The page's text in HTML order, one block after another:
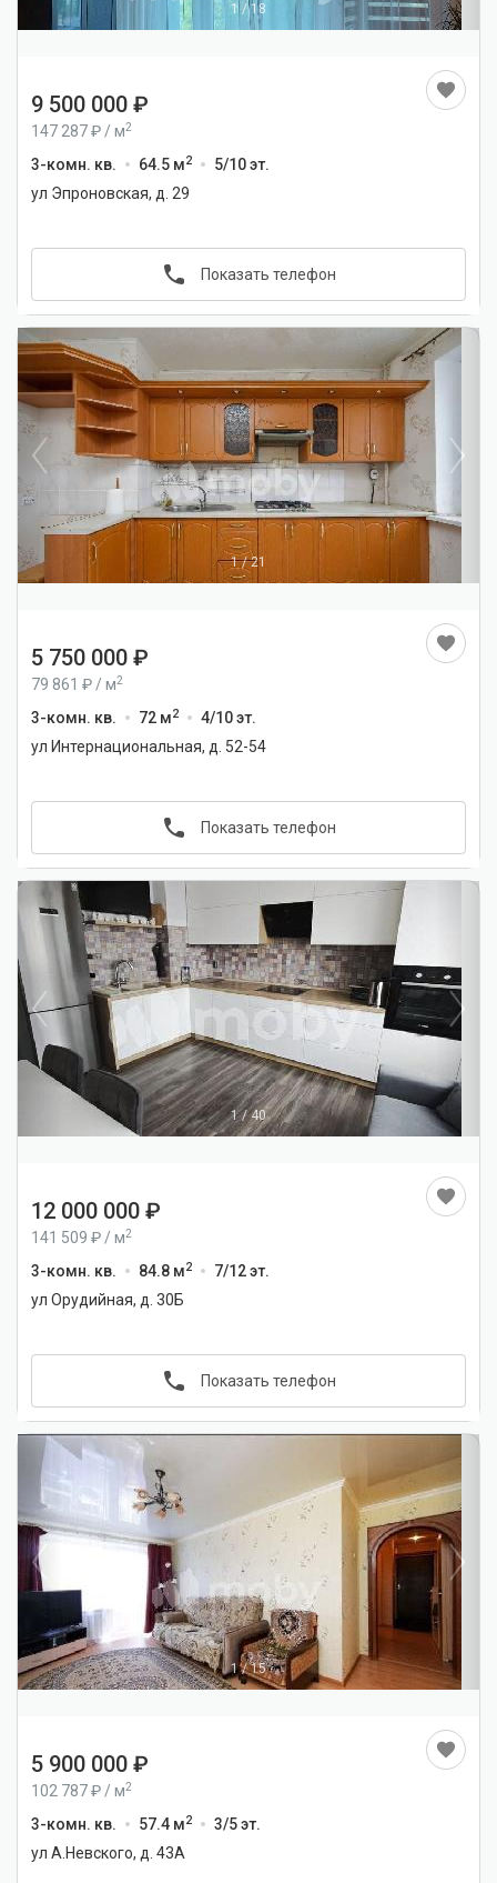
1 /18
9 500 000
147 287 / м2
3-комн. кв. 64.5 м2
5/10 эт.
ул Эпроновская, д. 29
Показать телефон
1/21
5 750 000
79 861 / м2
3-комн. кв. 72 м2
4/10 эт.
ул Интернациональная, д. 52-54
Показать телефон
1/40
12 000 000
141 509 / м2
3-комн. кв. 84.8 м2
7/12 эт.
ул Орудийная, д. 30Б
Показать телефон
1/15
5 900 000
102 787 / м2
3-комн. кв. 57.4 м2
3/5 эт.
ул А.Невского, д. 43А